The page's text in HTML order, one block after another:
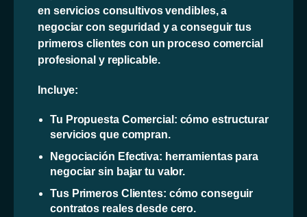
en servicios consultivos vendibles, a
negociar con seguridad y a conseguir tus
primeros clientes con un proceso comercial
profesional y replicable.
Incluye:
Tu Propuesta Comercial: cómo estructurar
servicios que compran.
Negociación Efectiva: herramientas para
negociar sin bajar tu valor.
Tus Primeros Clientes: cómo conseguir
contratos reales desde cero.